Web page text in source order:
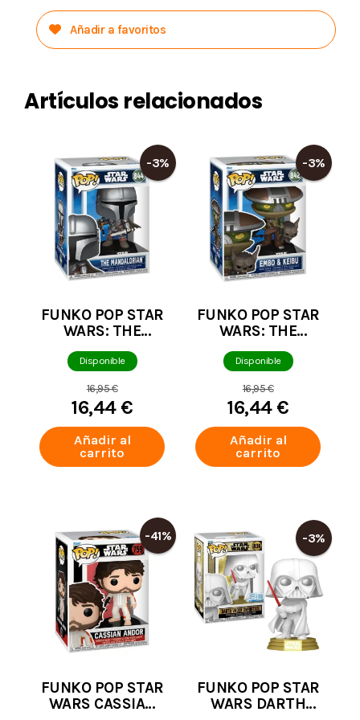
Añadir a favoritos
Artículos relacionados
-3%
FUNKO POP STAR
WARS: THE
GROGU - THE
Disponible
16,95 €
16,44 €
Añadir al
carrito
-3%
FUNKO POP STAR
WARS: THE
GROGU - EMBO &
Disponible
16,95 €
16,44 €
Añadir al
carrito
-41%
FUNKO POP STAR
WARS CASSIAN
-3%
FUNKO POP STAR
WARS DARTH